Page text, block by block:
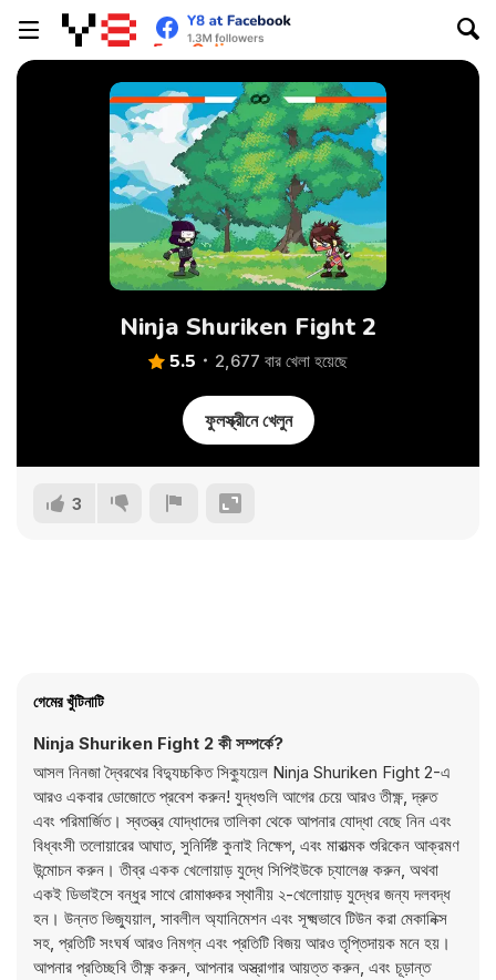
Ninja Shuriken Fight 2
5.5 2,677 বার খেলা হয়েছে
ফুলস্ক্রীনে খেলুন
3
গেমের খুঁটিনাটি
Ninja Shuriken Fight 2 কী সম্পর্কে?
আসল নিনজা দ্বৈরথের বিদ্যুচ্চকিত সিক্যুয়েল Ninja Shuriken Fight 2-এ
আরও একবার ডোজোতে প্রবেশ করুন! যুদ্ধগুলি আগের চেয়ে আরও তীক্ষ্ণ, দ্রুত
এবং পরিমার্জিত। স্বতন্ত্র যোদ্ধাদের তালিকা থেকে আপনার যোদ্ধা বেছে নিন এবং
বিধ্বংসী তলোয়ারের আঘাত, সুনির্দিষ্ট কুনাই নিক্ষেপ, এবং মারাত্মক শুরিকেন আক্রমণ
উন্মোচন করুন। তীব্র একক খেলোয়াড় যুদ্ধে সিপিইউকে চ্যালেঞ্জ করুন, অথবা
একই ডিভাইসে বন্ধুর সাথে রোমাঞ্চকর স্থানীয় ২-খেলোয়াড় যুদ্ধের জন্য দলবদ্ধ
হন। উন্নত ভিজ্যুয়াল, সাবলীল অ্যানিমেশন এবং সূক্ষ্মভাবে টিউন করা মেকানিক্স
সহ, প্রতিটি সংঘর্ষ আরও নিমগ্ন এবং প্রতিটি বিজয় আরও তৃপ্তিদায়ক মনে হয়।
আপনার প্রতিচ্ছবি তীক্ষ্ণ করুন, আপনার অস্ত্রাগার আয়ত্ত করুন, এবং চূড়ান্ত